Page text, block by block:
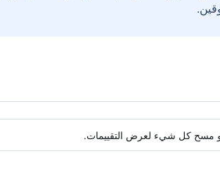
أو مسح كل شيء لعرض التقييمات.